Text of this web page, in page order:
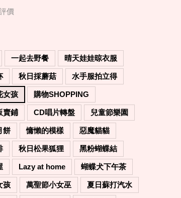
價
一起去野餐 晴天娃娃晾衣服
秋日採蘑菇 水手服拍立得
女孩 購物SHOPPING
賣鋪 CD唱片轉盤 兒童節樂園
餅 慵懶的模樣 惡魔貓貓
秋日松果狐狸 黑粉蝴蝶結
Lazy at home 蝴蝶犬下午茶
孩 萬聖節小女巫 夏日蘇打汽水